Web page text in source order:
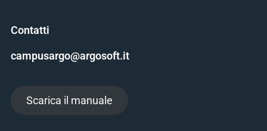
Contatti
campusargo@argosoft.it
Scarica il manuale